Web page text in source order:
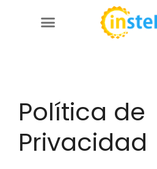
Política de
Privacidad